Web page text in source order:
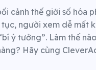
cảnh thế giới số hóa
người xem dễ mất
ý tưởng”. Làm thế
Hãy cùng